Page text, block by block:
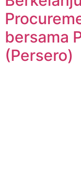
bersama
(Persero)